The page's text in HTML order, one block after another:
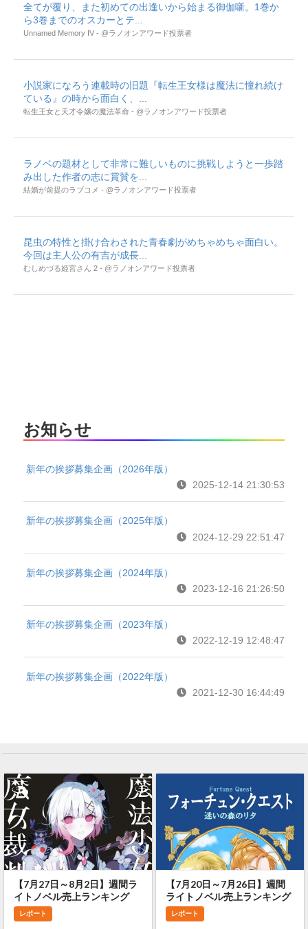
全てが覆り、また初めての出逢いから始まる御伽噺。1巻か
ら3巻までのオスカーとテ...
Unnamed Memory IV - @ラノオンアワード投票者
小説家になろう連載時の旧題『転生王女様は魔法に憧れ続け
ている』の時から面白く、...
転生王女と天才令嬢の魔法革命 - @ラノオンアワード投票者
ラノベの題材として非常に難しいものに挑戦しようと一歩踏
み出した作者の志に賞賛を...
結婚が前提のラブコメ - @ラノオンアワード投票者
昆虫の特性と掛け合わされた青春劇がめちゃめちゃ面白い。
今回は主人公の有吉が成長...
むしめづる姫宮さん 2 - @ラノオンアワード投票者
お知らせ
新年の挨拶募集企画（2026年版）
2025-12-14 21:30:53
新年の挨拶募集企画（2025年版）
2024-12-29 22:51:47
新年の挨拶募集企画（2024年版）
2023-12-16 21:26:50
新年の挨拶募集企画（2023年版）
2022-12-19 12:48:47
新年の挨拶募集企画（2022年版）
2021-12-30 16:44:49
【7月27日～8月2日】週間ラ
イトノベル売上ランキング
レポート
【7月20日～7月26日】週間
ライトノベル売上ランキング
レポート